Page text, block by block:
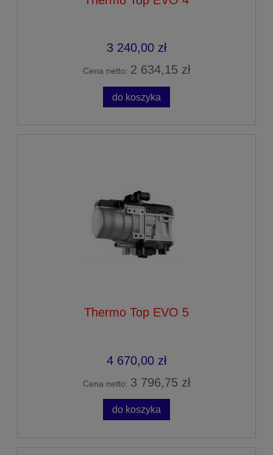
3 240,00 zł
Cena netto: 2 634,15 zł
do koszyka
Thermo Top EVO 5
4 670,00 zł
Cena netto: 3 796,75 zł
do koszyka